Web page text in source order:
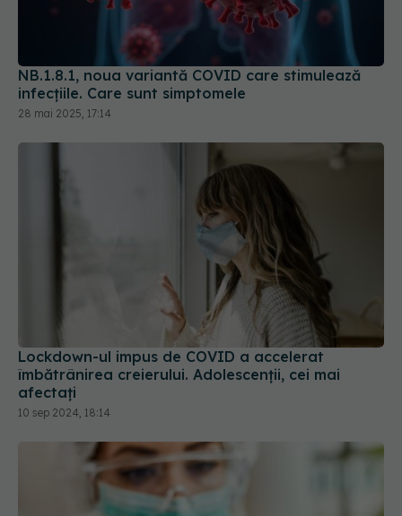
NB.1.8.1, noua variantă COVID care stimulează
infecțiile. Care sunt simptomele
28 mai 2025, 17:14
Lockdown-ul impus de COVID a accelerat
îmbătrânirea creierului. Adolescenții, cei mai
afectați
10 sep 2024, 18:14